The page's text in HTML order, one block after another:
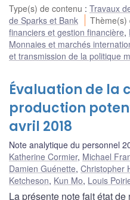
Type(s) de contenu : Travaux
de Sparks et Bank
Thème(s)
financiers et gestion financière,
Monnaies et marchés
et transmission de la politique
Évaluation de la
production
avril 2018
Note analytique du personnel
Katherine Cormier, Michael
Damien Guénette, Christopher
Ketcheson, Kun Mo, Louis
La présente note fait état